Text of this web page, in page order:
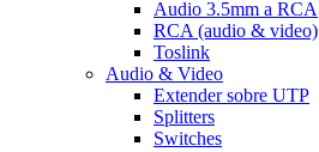
Audio 3.5mm a RCA
RCA (audio & video)
Toslink
Audio & Video
Extender sobre UTP
Splitters
Switches